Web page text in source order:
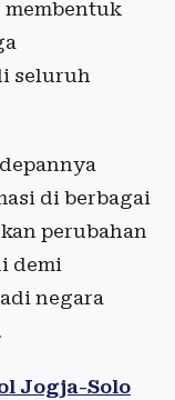
membentuk
seluruh
di berbagai
perubahan
demi
negara
Jogja-Solo